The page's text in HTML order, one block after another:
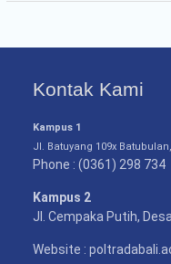
Kontak Kami
Kampus 1
Jl. Batuyang 109x
Phone : (0361) 298 734
Kampus 2
Jl. Cempaka Putih,
Website :